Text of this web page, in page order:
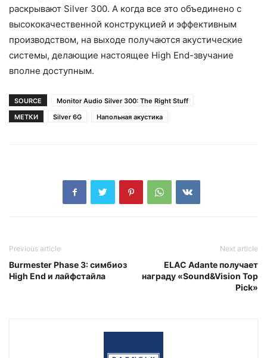
раскрывают Silver 300. А когда все это объединено с
высококачественной конструкцией и эффективным
производством, на выходе получаются акустические
системы, делающие настоящее High End-звучание
вполне доступным.
SOURCE
Monitor Audio Silver 300: The Right Stuff
МЕТКИ
Silver 6G Напольная акустика
Previous article
Burmester Phase 3: симбиоз
High End и лайфстайла
Next article
ELAC Adante получает
награду «Sound&Vision Top
Pick»